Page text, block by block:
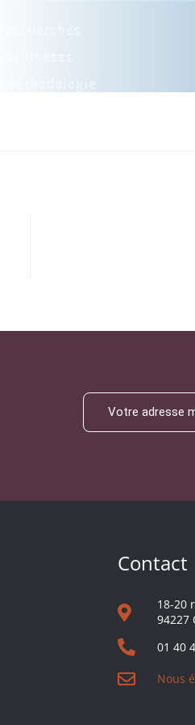
Contact
18-20
94227
01 40
Nous